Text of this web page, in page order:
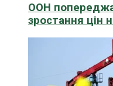
ООН
зростання цін